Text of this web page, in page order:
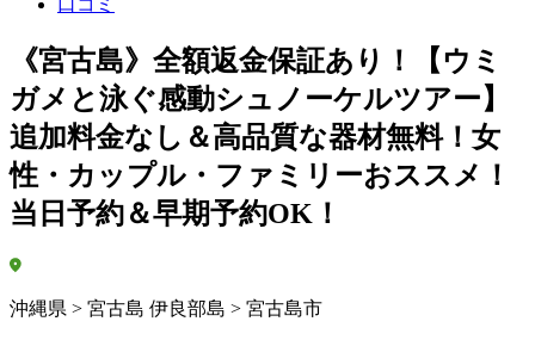
口コミ
《宮古島》全額返金保証あり！【ウミ
ガメと泳ぐ感動シュノーケルツアー】
追加料金なし＆高品質な器材無料！女
性・カップル・ファミリーおススメ！
当日予約＆早期予約OK！
沖縄県 > 宮古島 伊良部島 > 宮古島市